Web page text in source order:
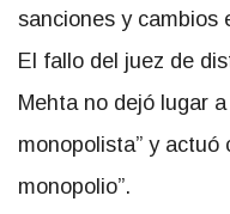
sanciones y cambios
El fallo del juez de
Mehta no dejó lugar
monopolista” y
monopolio”.